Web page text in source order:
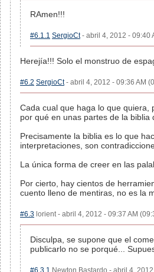
RAmen!!!
#6.1.1 SergioCt- abril 4, 2012 - 09:40
Herejía!!! Solo el monstruo de
#6.2 SergioCt- abril 4, 2012 - 09:36 AM
Cada cual que haga lo que quiera,
por qué en unas partes de la
Precisamente la biblia es lo que
interpretaciones, son
La única forma de creer en las
Por cierto, hay cientos de
cuento lleno de mentiras, no es la
#6.3 lorient - abril 4, 2012 - 09:37 AM
Disculpa, se supone que el
publicarlo no se porqué...
#6.3.1 Newton Bastardo - abril 4,